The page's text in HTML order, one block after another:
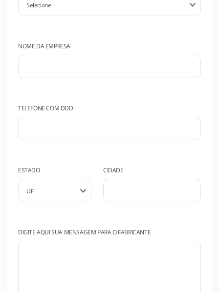
NOME DA EMPRESA
TELEFONE COM DDD
ESTADO CIDADE
DIGITE AQUI SUA MENSAGEM PARA O FABRICANTE